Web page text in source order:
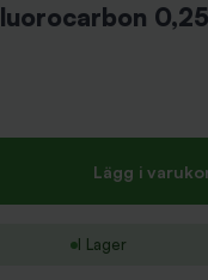
Lägg i
I Lager